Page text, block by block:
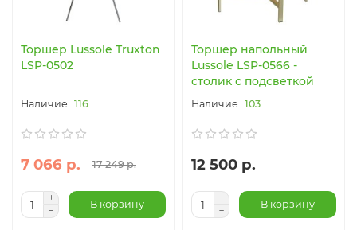
Торшер Lussole Truxton
LSP-0502
116
7 066 р. 17 249 р.
В корзину
Торшер напольный
Lussole LSP-0566 -
столик с подсветкой
103
12 500 р.
В корзину